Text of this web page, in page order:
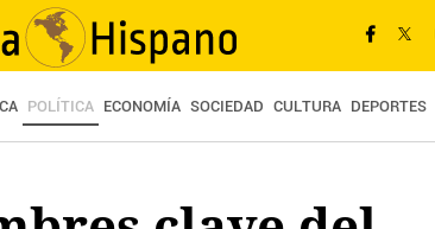
POLÍTICA ECONOMÍA SOCIEDAD CULTURA DEPORTES